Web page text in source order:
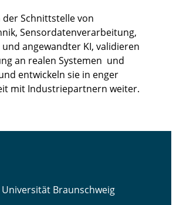
Schnittstelle von
Sensordatenverarbeitung,
angewandter KI, validieren
an realen Systemen und
entwickeln sie in enger
mit Industriepartnern weiter.
Braunschweig